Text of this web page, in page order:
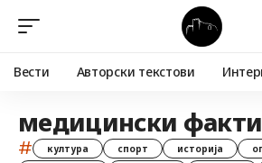
Вести Авторски текстови
медицински факти
# култура спорт историја